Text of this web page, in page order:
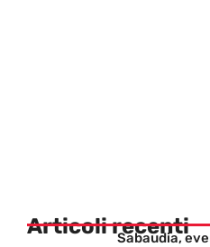
Articoli recenti
Sabaudia,